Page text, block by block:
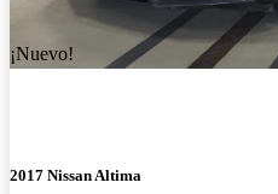
¡Nuevo!
2017 Nissan Altima